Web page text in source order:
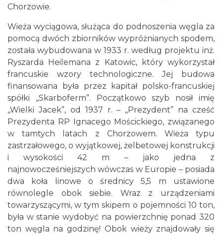
Chorzowie.
Wieża wyciągowa, służąca do podnoszenia węgla za
pomocą dwóch zbiorników wypróżnianych spodem,
została wybudowana w 1933 r. według projektu inż.
Ryszarda Heilemana z Katowic, który wykorzystał
francuskie wzory technologiczne. Jej budowa
finansowana była przez kapitał polsko-francuskiej
spółki ,,Skarboferm”. Początkowo szyb nosił imię
,,Wielki Jacek”, od 1937 r. – ,,Prezydent” na cześć
Prezydenta RP Ignacego Mościckiego, związanego
w tamtych latach z Chorzowem. Wieża typu
zastrzałowego, o wyjątkowej, żelbetowej konstrukcji
i wysokości 42 m – jako jedna z
najnowocześniejszych wówczas w Europie – posiada
dwa koła linowe o średnicy 5,5 m ustawione
równolegle obok siebie. Wraz z urządzeniami
towarzyszącymi, w tym skipem o pojemności 10 ton,
była w stanie wydobyć na powierzchnię ponad 320
ton węgla na godzinę! Obok wieży znajdowały się